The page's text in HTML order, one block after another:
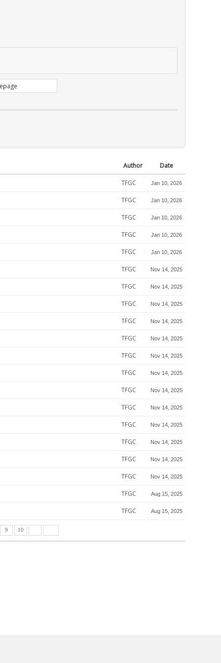
Author Date
TFGC Jan 10, 2026
TFGC Jan 10, 2026
TFGC Jan 10, 2026
TFGC Jan 10, 2026
TFGC Jan 10, 2026
TFGC Nov 14, 2025
TFGC Nov 14, 2025
TFGC Nov 14, 2025
TFGC Nov 14, 2025
TFGC Nov 14, 2025
TFGC Nov 14, 2025
TFGC Nov 14, 2025
TFGC Nov 14, 2025
TFGC Nov 14, 2025
TFGC Nov 14, 2025
TFGC Nov 14, 2025
TFGC Nov 14, 2025
TFGC Nov 14, 2025
TFGC Aug 15, 2025
TFGC Aug 15, 2025
9 10